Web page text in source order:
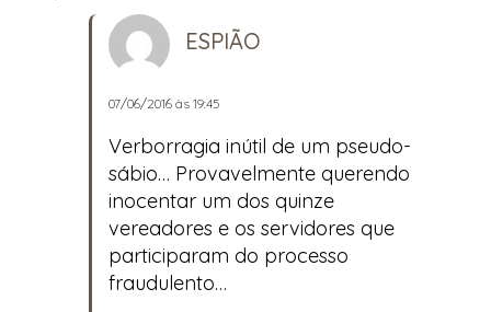
ESPIÃO
07/06/2016 às 19:45
Verborragia inútil de um pseudo-
sábio… Provavelmente querendo
inocentar um dos quinze
vereadores e os servidores que
participaram do processo
fraudulento…